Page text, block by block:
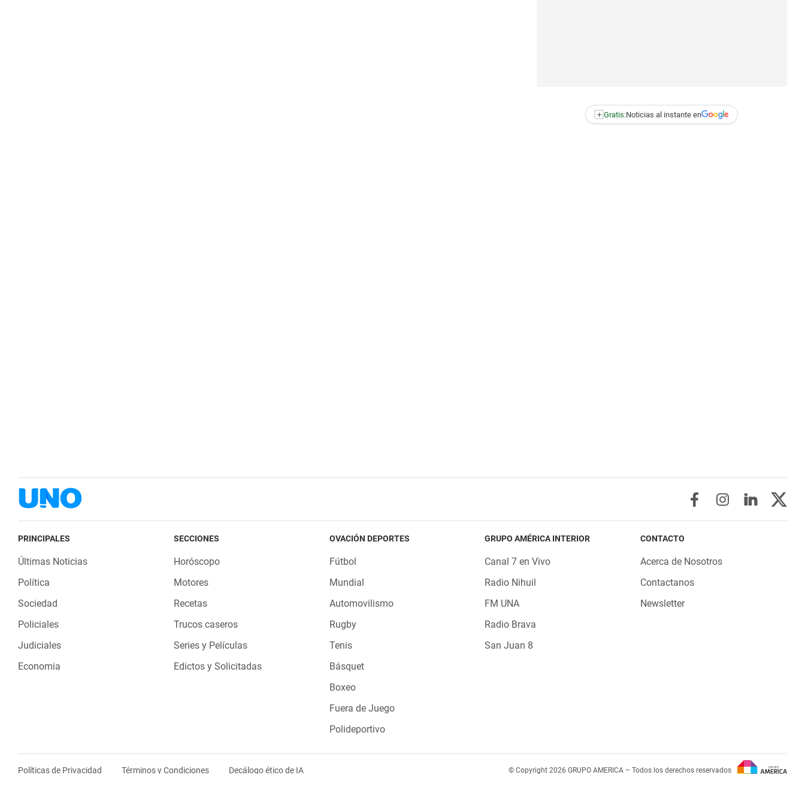
+ Gratis:Noticias al instante en
PRINCIPALES
Últimas Noticias
Política
Sociedad
Policiales
Judiciales
Economia
SECCIONES
Horóscopo
Motores
Recetas
Trucos caseros
Series y Películas
Edictos y Solicitadas
OVACIÓN DEPORTES
Fútbol
Mundial
Automovilismo
Rugby
Tenis
Básquet
Boxeo
Fuera de Juego
Polideportivo
GRUPO AMÉRICA INTERIOR
Canal 7 en Vivo
Radio Nihuil
FM UNA
Radio Brava
San Juan 8
CONTACTO
Acerca de Nosotros
Contactanos
Newsletter
Políticas de Privacidad Términos y Condiciones Decálogo ético de IA © Copyright 2026 GRUPO AMERICA – Todos los derechos reservados